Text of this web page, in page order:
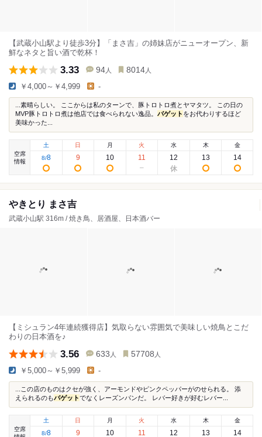
【武蔵小山駅より徒歩3分】「まさ吉」の姉妹店がニューオープン、新
鮮なネタと旨い酒で乾杯！
3.33 94 人 8014 人
￥4,000～￥4,999 -
...素晴らしい。 ここからは私のターンで、豚トロトロ煮とヤマタツ。 この日の
MVP豚トロトロ煮は他店では食べられない逸品。 バゲット をお代わりするほど
美味かった...
空席
情報
土
8/8
日
9
月
10
火
11
水
12
木
13
金
14
やきとり まさ吉
武蔵小山駅 316m / 焼き鳥、居酒屋、日本酒バー
【ミシュラン4年連続獲得店】気取らない雰囲気で美味しい焼鳥とこだ
わりの日本酒を♪
3.56 633 人 57708 人
￥5,000～￥5,999 -
...この店のものはクセが強く、アーモンドやピンクペッパーがのせられる。 添
えられるのもバゲットでなくレーズンパンだ。 レバー好きが好むレバー...
空席
土
8/8
日
9
月
10
火
11
水
12
木
13
金
14